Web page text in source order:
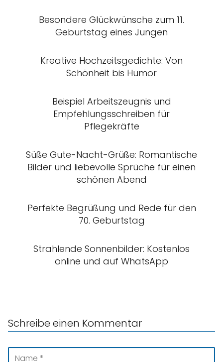
Besondere Glückwünsche zum 11.
Geburtstag eines Jungen
Kreative Hochzeitsgedichte: Von
Schönheit bis Humor
Beispiel Arbeitszeugnis und
Empfehlungsschreiben für
Pflegekräfte
Süße Gute-Nacht-Grüße: Romantische
Bilder und liebevolle Sprüche für einen
schönen Abend
Perfekte Begrüßung und Rede für den
70. Geburtstag
Strahlende Sonnenbilder: Kostenlos
online und auf WhatsApp
Schreibe einen Kommentar